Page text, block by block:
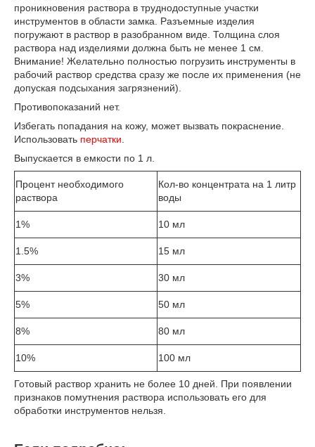
проникновения раствора в труднодоступные участки
инструментов в области замка. Разъемные изделия
погружают в раствор в разобранном виде. Толщина слоя
раствора над изделиями должна быть не менее 1 см.
Внимание! Желательно полностью погрузить инструменты в
рабочий раствор средства сразу же после их применения (не
допуская подсыхания загрязнений).
Противопоказаний нет.
Избегать попадания на кожу, может вызвать покраснение.
Использовать перчатки
Выпускается в емкости по 1 л.
Процент необходимого
раствора
Кол-во концентрата на 1 литр
воды
1% 10 мл
1.5% 15 мл
3% 30 мл
5% 50 мл
8% 80 мл
10% 100 мл
Готовый раствор хранить не более 10 дней. При появлении
признаков помутнения раствора использовать его для
обработки инструментов нельзя.